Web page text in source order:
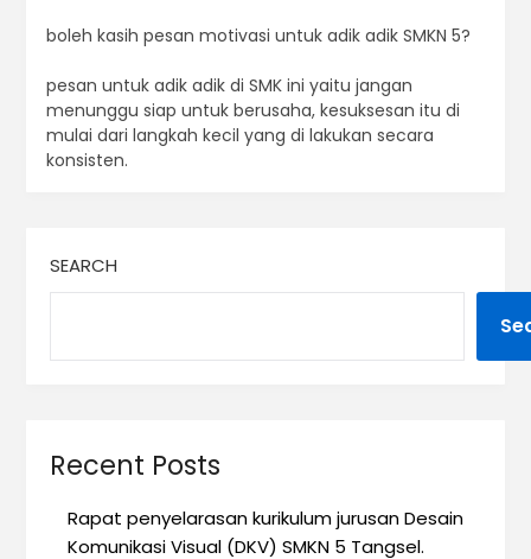
boleh kasih pesan motivasi untuk adik adik SMKN 5?
pesan untuk adik adik di SMK ini yaitu jangan
menunggu siap untuk berusaha, kesuksesan itu di
mulai dari langkah kecil yang di lakukan secara
konsisten.
SEARCH
Recent Posts
Rapat penyelarasan kurikulum jurusan Desain
Komunikasi Visual (DKV) SMKN 5 Tangsel.